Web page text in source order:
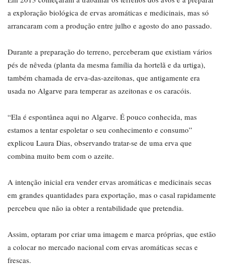
a exploração biológica de ervas aromáticas e medicinais, mas só
arrancaram com a produção entre julho e agosto do ano passado.
Durante a preparação do terreno, perceberam que existiam vários
pés de nêveda (planta da mesma família da hortelã e da urtiga),
também chamada de erva-das-azeitonas, que antigamente era
usada no Algarve para temperar as azeitonas e os caracóis.
“Ela é espontânea aqui no Algarve. É pouco conhecida, mas
estamos a tentar espoletar o seu conhecimento e consumo”
explicou Laura Dias, observando tratar-se de uma erva que
combina muito bem com o azeite.
A intenção inicial era vender ervas aromáticas e medicinais secas
em grandes quantidades para exportação, mas o casal rapidamente
percebeu que não ia obter a rentabilidade que pretendia.
Assim, optaram por criar uma imagem e marca próprias, que estão
a colocar no mercado nacional com ervas aromáticas secas e
frescas.